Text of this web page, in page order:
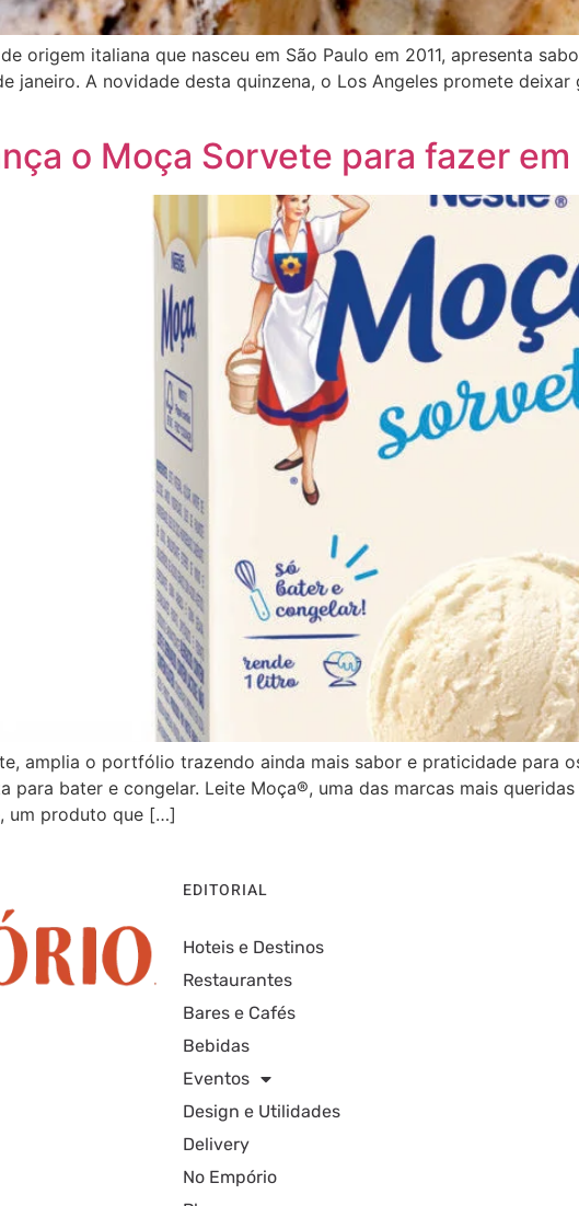
origem italiana que nasceu em São Paulo em 2011, apresenta
janeiro. A novidade desta quinzena, o Los Angeles promete
o Moça Sorvete para fazer em
amplia o portfólio trazendo ainda mais sabor e praticidade para
para bater e congelar. Leite Moça®, uma das marcas mais
um produto que […]
EDITORIAL
Hoteis e Destinos
Restaurantes
Bares e Cafés
Bebidas
Eventos
Design e Utilidades
Delivery
No Empório